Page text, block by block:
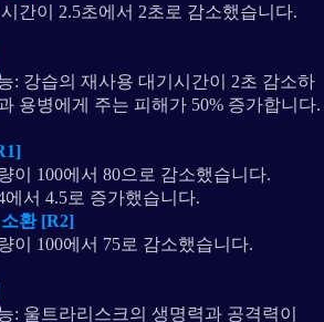
간이 2.5초에서 2초로 감소했습니다.
: 강습의 재사용 대기시간이 2초 감소하
용병에게 주는 피해가 50% 증가합니다.
이 100에서 80으로 감소했습니다.
에서 4.5로 증가했습니다.
환 [R2]
이 100에서 75로 감소했습니다.
: 울트라리스크의 생명력과 공격력이